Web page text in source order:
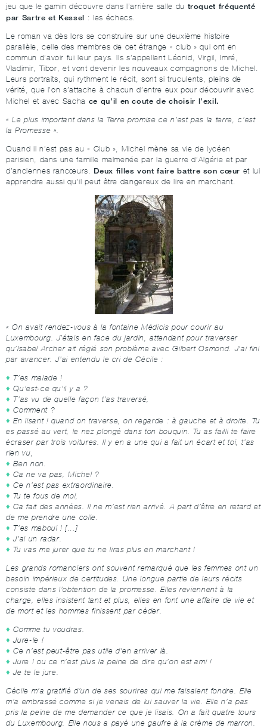
jeu que le gamin découvre dans l’arrière salle du troquet fréquenté
par Sartre et Kessel : les échecs.
Le roman va dès lors se construire sur une deuxième histoire
parallèle, celle des membres de cet étrange « club » qui ont en
commun d’avoir fui leur pays. Ils s’appellent Léonid, Virgil, Imré,
Vladimir, Tibor, et vont devenir les nouveaux compagnons de Michel.
Leurs portraits, qui rythment le récit, sont si truculents, pleins de
vérité, que l’on s’attache à chacun d’entre eux pour découvrir avec
Michel et avec Sacha ce qu’il en coute de choisir l’exil.
« Le plus important dans la Terre promise ce n’est pas la terre, c’est
la Promesse ».
Quand il n’est pas au « Club », Michel mène sa vie de lycéen
parisien, dans une famille malmenée par la guerre d’Algérie et par
d’anciennes rancœurs. Deux filles vont faire battre son cœur et lui
apprendre aussi qu’il peut être dangereux de lire en marchant.
« On avait rendez-vous à la fontaine Médicis pour courir au
Luxembourg. J’étais en face du jardin, attendant pour traverser
qu’Isabel Archer ait réglé son problème avec Gilbert Osmond. J’ai fini
par avancer. J’ai entendu le cri de Cécile :
T’es malade !
Qu’est-ce qu’il y a ?
T’as vu de quelle façon t’as traversé,
Comment ?
En lisant ! quand on traverse, on regarde : à gauche et à droite. Tu
es passé au vert, le nez plongé dans ton bouquin. Tu as failli te faire
écraser par trois voitures. Il y en a une qui a fait un écart et toi, t’as
rien vu,
Ben non.
Ca ne va pas, Michel ?
Ce n’est pas extraordinaire.
Tu te fous de moi,
Ca fait des années. Il ne m’est rien arrivé. A part d’être en retard et
de me prendre une colle.
T’es maboul ! […]
J’ai un radar.
Tu vas me jurer que tu ne liras plus en marchant !
Les grands romanciers ont souvent remarqué que les femmes ont un
besoin impérieux de certitudes. Une longue partie de leurs récits
consiste dans l’obtention de la promesse. Elles reviennent à la
charge, elles insistent tant et plus, elles en font une affaire de vie et
de mort et les hommes finissent par céder.
Comme tu voudras.
Jure-le !
Ce n’est peut-être pas utile d’en arriver là.
Jure ! ou ce n’est plus la peine de dire qu’on est ami !
Je te le jure.
Cécile m’a gratifié d’un de ses sourires qui me faisaient fondre. Elle
m’a embrassé comme si je venais de lui sauver la vie. Elle n’a pas
pris la peine de me demander ce que je lisais. On a fait quatre tours
du Luxembourg. Elle nous a payé une gaufre à la crème de marron.